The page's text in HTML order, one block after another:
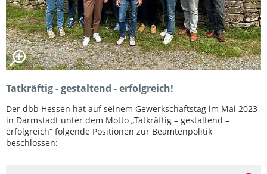
Tatkräftig - gestaltend - erfolgreich!
Der dbb Hessen hat auf seinem Gewerkschaftstag im Mai 2023
in Darmstadt unter dem Motto „Tatkräftig – gestaltend –
erfolgreich“ folgende Positionen zur Beamtenpolitik
beschlossen: